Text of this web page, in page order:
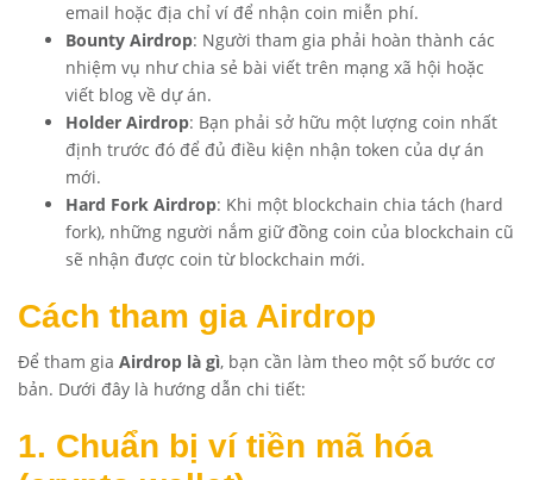
email hoặc địa chỉ ví để nhận coin miễn phí.
Bounty Airdrop: Người tham gia phải hoàn thành các
nhiệm vụ như chia sẻ bài viết trên mạng xã hội hoặc
viết blog về dự án.
Holder Airdrop: Bạn phải sở hữu một lượng coin nhất
định trước đó để đủ điều kiện nhận token của dự án
mới.
Hard Fork Airdrop: Khi một blockchain chia tách (hard
fork), những người nắm giữ đồng coin của blockchain cũ
sẽ nhận được coin từ blockchain mới.
Cách tham gia Airdrop
Để tham gia Airdrop là gì, bạn cần làm theo một số bước cơ
bản. Dưới đây là hướng dẫn chi tiết:
1. Chuẩn bị ví tiền mã hóa